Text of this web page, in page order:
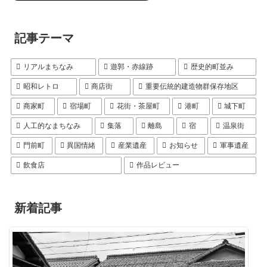
記事テーマ
リアルまちなみ 遊郭・赤線跡 歴史的町並み
昭和レトロ 商店街 重要伝統的建造物群保存地区
商家町 宿場町 花街・茶屋町 港町 城下町
人工的なまちなみ 集落 離島 宿 温泉街
門前町 異国情緒 産業遺産 お知らせ 軍事遺産
飲食店 作品レビュー
新着記事